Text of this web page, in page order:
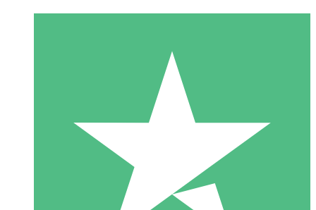
Paquetes de Créditos Individuales
Paga según el uso con créditos de descarga. Sin compromiso
10 00